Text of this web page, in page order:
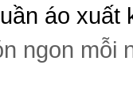
áo xuất
ngon mỗi